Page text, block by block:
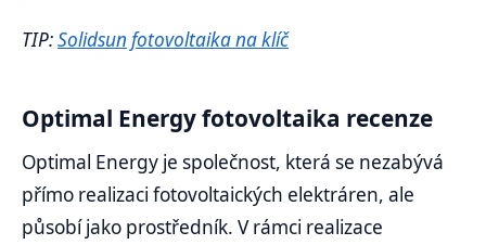
TIP:Solidsun fotovoltaika na klíč
Optimal Energy fotovoltaika recenze
Optimal Energy je společnost, která se nezabývá
přímo realizaci fotovoltaických elektráren, ale
působí jako prostředník. V rámci realizace